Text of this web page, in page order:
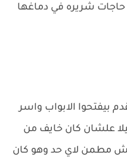
شريره في دماغها
بيفتحوا الابواب واسر
علشان كان خايف من
مطمن لاي حد وهو كان